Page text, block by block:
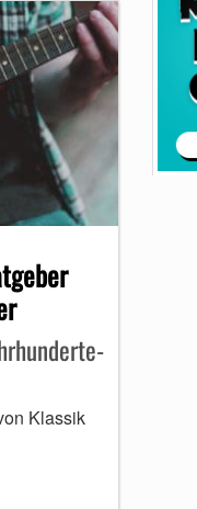
Klassik